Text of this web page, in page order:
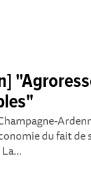
du fait de